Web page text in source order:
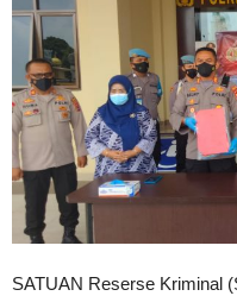
SATUAN Reserse Kriminal